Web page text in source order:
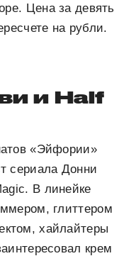
Цена за девять
на рубли.
и Half
«Эйфории»
сериала Донни
В линейке
глиттером
хайлайтеры
крем